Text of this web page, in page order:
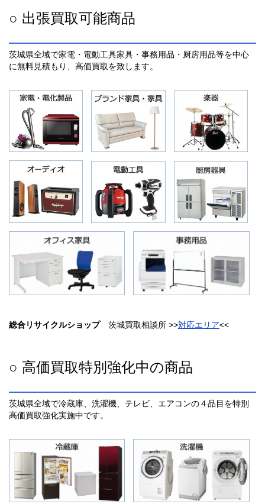
○ 出張買取可能商品
茨城県全域で家電・電動工具家具・事務用品・厨房用品等を中心
に無料見積もり、高価買取を致します。
総合リサイクルショップ茨城買取相談所 >>対応エリア<<
○ 高価買取特別強化中の商品
茨城県全域で冷蔵庫、洗濯機、テレビ、エアコンの４品目を特別
高価買取強化実施中です。